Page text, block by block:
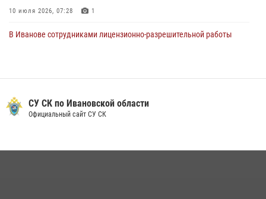
10 июля 2026, 07:28 1
В Иванове сотрудниками лицензионно-разрешительной работы
более 250 единиц оружия
08 июля 2026, 09:39
схожий с гранатой
СУ СК по Ивановской области
Официальный сайт СУ СК